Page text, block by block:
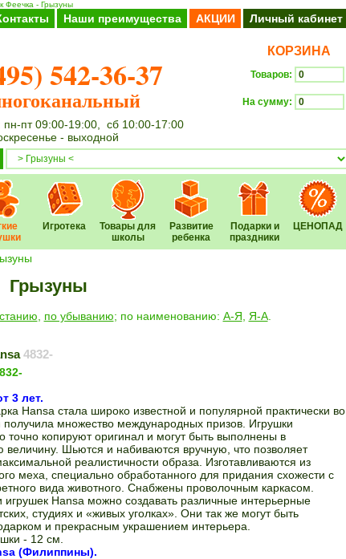
Феечка - Грызуны
Наши преимущества АКЦИИ Личный кабинет
542-36-37
пт 09:00-19:00, сб 10:00-17:00
- выходной
КОРЗИНА
Товаров:
На сумму:
Игротека
Товары для
школы
Развитие
ребенка
Подарки и
праздники
ЦЕНОПАД
Грызуны
по убыванию; по наименованию: А-Я Я-А.
4832-
3 лет.
Hansa стала широко известной и популярной практически во
множество международных призов. Игрушки
точно копируют оригинал и могут быть выполнены в
величину. Шьются и набиваются вручную, что позволяет
реалистичности образа. Изготавливаются из
меха, специально обработанного для придания схожести с
вида животного. Снабжены проволочным каркасом.
Hansa можно создавать различные интерьерные
студиях и «живых уголках». Они так же могут быть
и прекрасным украшением интерьера.
- 12 см.
(Филиппины).